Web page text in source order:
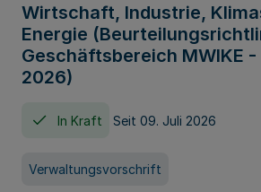
Wirtschaft, Industrie,
Energie
Geschäftsbereich MWIKE -
2026)
In Kraft Seit 09. Juli 2026
Verwaltungsvorschrift